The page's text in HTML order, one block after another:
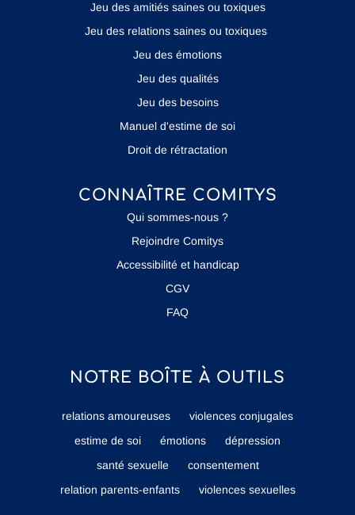
Jeu des amitiés saines ou toxiques
Jeu des relations saines ou toxiques
Jeu des émotions
Jeu des qualités
Jeu des besoins
Manuel d'estime de soi
Droit de rétractation
CONNAÎTRE COMITYS
Qui sommes-nous ?
Rejoindre Comitys
Accessibilité et handicap
CGV
FAQ
NOTRE BOÎTE À OUTILS
relations amoureuses
violences conjugales
estime de soi
émotions
dépression
santé sexuelle
consentement
relation parents-enfants
violences sexuelles